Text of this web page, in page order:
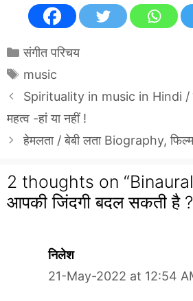
Categories
संगीत परिचय
Tags
music
Spirituality in music in Hindi /
महत्व -हां या नहीं !
हेमलता / बेबी लता Biography,
2 thoughts on
आपकी जिंदगी बदल सकती है
निलेश
21-May-2022 at 12:54